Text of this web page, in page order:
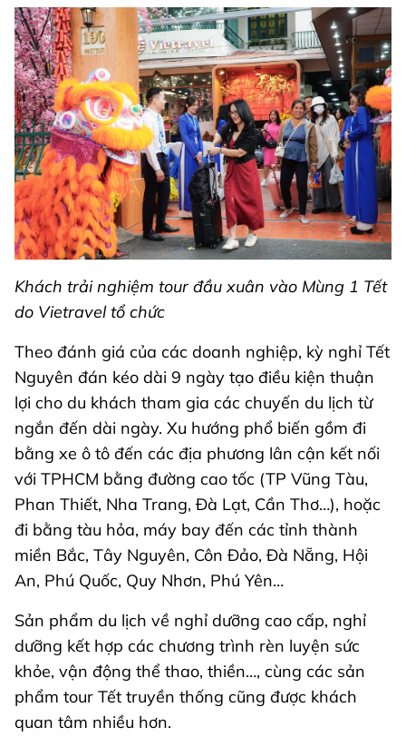
Khách trải nghiệm tour đầu xuân vào Mùng 1 Tết
do Vietravel tổ chức
Theo đánh giá của các doanh nghiệp, kỳ nghỉ Tết
Nguyên đán kéo dài 9 ngày tạo điều kiện thuận
lợi cho du khách tham gia các chuyến du lịch từ
ngắn đến dài ngày. Xu hướng phổ biến gồm đi
bằng xe ô tô đến các địa phương lân cận kết nối
với TPHCM bằng đường cao tốc (TP Vũng Tàu,
Phan Thiết, Nha Trang, Đà Lạt, Cần Thơ…), hoặc
đi bằng tàu hỏa, máy bay đến các tỉnh thành
miền Bắc, Tây Nguyên, Côn Đảo, Đà Nẵng, Hội
An, Phú Quốc, Quy Nhơn, Phú Yên…
Sản phẩm du lịch về nghỉ dưỡng cao cấp, nghỉ
dưỡng kết hợp các chương trình rèn luyện sức
khỏe, vận động thể thao, thiền…, cùng các sản
phẩm tour Tết truyền thống cũng được khách
quan tâm nhiều hơn.